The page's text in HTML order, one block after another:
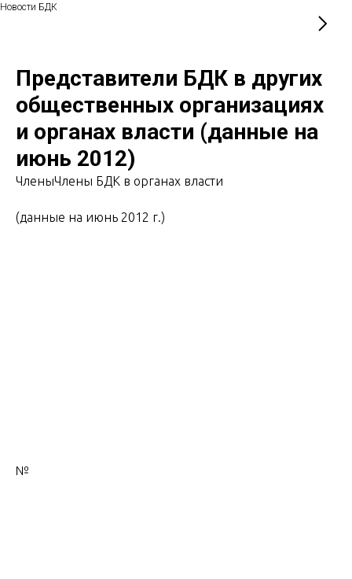
Новости БДК
Представители БДК в других
общественных организациях
и органах власти (данные на
июнь 2012)
ЧленыЧлены БДК в органах власти
(данные на июнь 2012 г.)
№